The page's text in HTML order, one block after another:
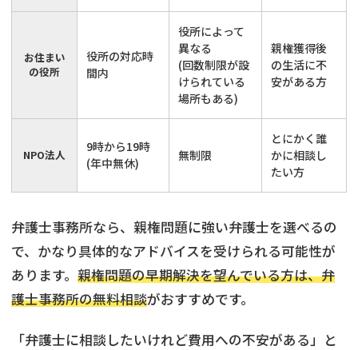
お住まい
の役所
役所の対応時
間内
役所によって
異なる
(回数制限が設
けられている
場所もある)
親権獲得後
の生活に不
安がある方
NPO法人
9時から19時
(年中無休)
無制限
とにかく誰
かに相談し
たい方
弁護士事務所なら、親権問題に強い弁護士を選べるの
で、かなり具体的なアドバイスを受けられる可能性が
あります。 親権問題の早期解決を望んでいる方は、弁
護士事務所の無料相談がおすすめです。
「弁護士に相談したいけれど費用への不安がある」と